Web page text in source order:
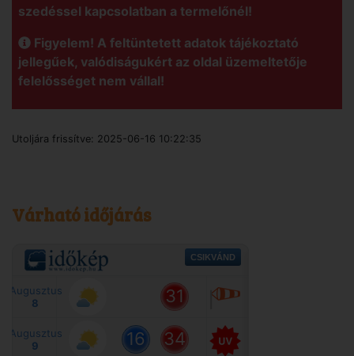
szedéssel kapcsolatban a termelőnél!
Figyelem! A feltüntetett adatok tájékoztató
jellegűek, valódiságukért az oldal üzemeltetője
felelősséget nem vállal!
Utoljára frissítve: 2025-06-16 10:22:35
Várható időjárás